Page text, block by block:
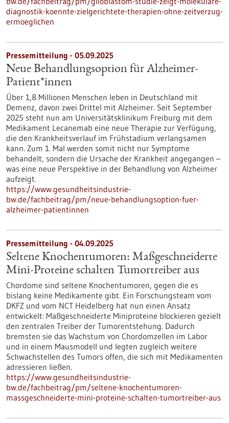
diagnostik-koennte-zielgerichtete-therapien-ohne-zeitverzug-
ermoeglichen
Pressemitteilung - 05.09.2025
Neue Behandlungsoption für Alzheimer-
Patient*innen
Über 1,8 Millionen Menschen leben in Deutschland mit
Demenz, davon zwei Drittel mit Alzheimer. Seit September
2025 steht nun am Universitätsklinikum Freiburg mit dem
Medikament Lecanemab eine neue Therapie zur Verfügung,
die den Krankheitsverlauf im Frühstadium verlangsamen
kann. Zum 1. Mal werden somit nicht nur Symptome
behandelt, sondern die Ursache der Krankheit angegangen –
was eine neue Perspektive in der Behandlung von Alzheimer
aufzeigt.
https://www.gesundheitsindustrie-
bw.de/fachbeitrag/pm/neue-behandlungsoption-fuer-
alzheimer-patientinnen
Pressemitteilung - 04.09.2025
Seltene Knochentumoren: Maßgeschneiderte
Mini-Proteine schalten Tumortreiber aus
Chordome sind seltene Knochentumoren, gegen die es
bislang keine Medikamente gibt. Ein Forschungsteam vom
DKFZ und vom NCT Heidelberg hat nun einen Ansatz
entwickelt: Maßgeschneiderte Miniproteine blockieren gezielt
den zentralen Treiber der Tumorentstehung. Dadurch
bremsten sie das Wachstum von Chordomzellen im Labor
und in einem Mausmodell und legten zugleich weitere
Schwachstellen des Tumors offen, die sich mit Medikamenten
adressieren ließen.
https://www.gesundheitsindustrie-
bw.de/fachbeitrag/pm/seltene-knochentumoren-
massgeschneiderte-mini-proteine-schalten-tumortreiber-aus